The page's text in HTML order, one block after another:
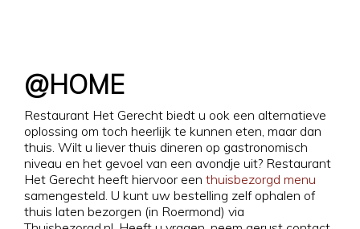
@HOME
Restaurant Het Gerecht biedt u ook een alternatieve
oplossing om toch heerlijk te kunnen eten, maar dan
thuis. Wilt u liever thuis dineren op gastronomisch
niveau en het gevoel van een avondje uit? Restaurant
Het Gerecht heeft hiervoor een thuisbezorgd menu
samengesteld. U kunt uw bestelling zelf ophalen of
thuis laten bezorgen (in Roermond) via